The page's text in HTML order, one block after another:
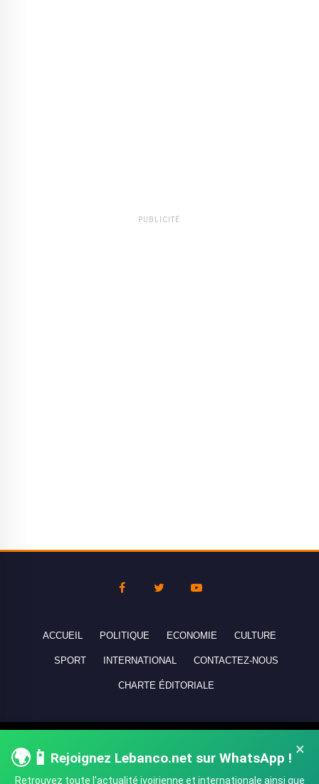
PUBLICITÉ
×
🌍📱 Rejoignez Lebanco.net sur WhatsApp !
Retrouvez toute l'actualité ivoirienne et internationale ainsi que
ACCUEIL POLITIQUE ECONOMIE CULTURE
SPORT INTERNATIONAL CONTACTEZ-NOUS
CHARTE ÉDITORIALE
réservés - All rights reserved.